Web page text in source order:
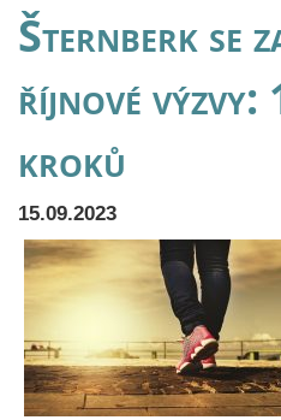
Šternberk se
říjnové
kroků
15.09.2023